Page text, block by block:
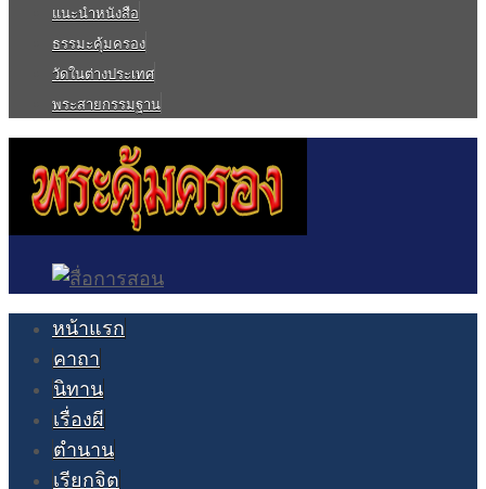
แนะนำหนังสือ
ธรรมะคุ้มครอง
วัดในต่างประเทศ
พระสายกรรมฐาน
หน้าแรก
คาถา
นิทาน
เรื่องผี
ตำนาน
เรียกจิต